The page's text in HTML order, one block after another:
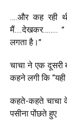
….और कह रही
मैं….देखकर…….. ”
लगता है।”
चाचा ने एक दूसरी
कहने लगी कि “यही
कहते-कहते चाचा
पसीना पोंछते हुए